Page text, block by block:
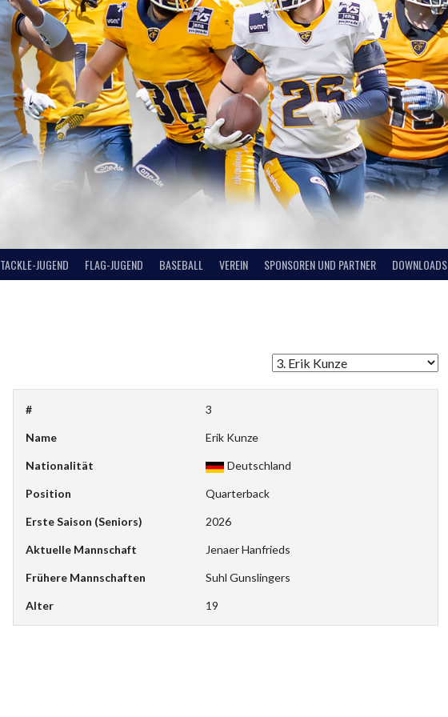
TACKLE-JUGEND FLAG-JUGEND BASEBALL VEREIN SPONSOREN UND PARTNER DOWNLOADS
# 3
Name Erik Kunze
Nationalität Deutschland
Position Quarterback
Erste Saison (Seniors) 2026
Aktuelle Mannschaft Jenaer Hanfrieds
Frühere Mannschaften Suhl Gunslingers
Alter 19